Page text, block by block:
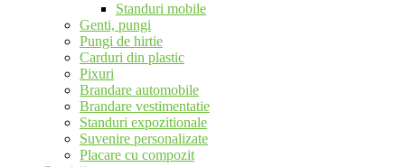
Standuri mobile
Genti, pungi
Pungi de hirtie
Carduri din plastic
Pixuri
Brandare automobile
Brandare vestimentatie
Standuri expozitionale
Suvenire personalizate
Placare cu compozit